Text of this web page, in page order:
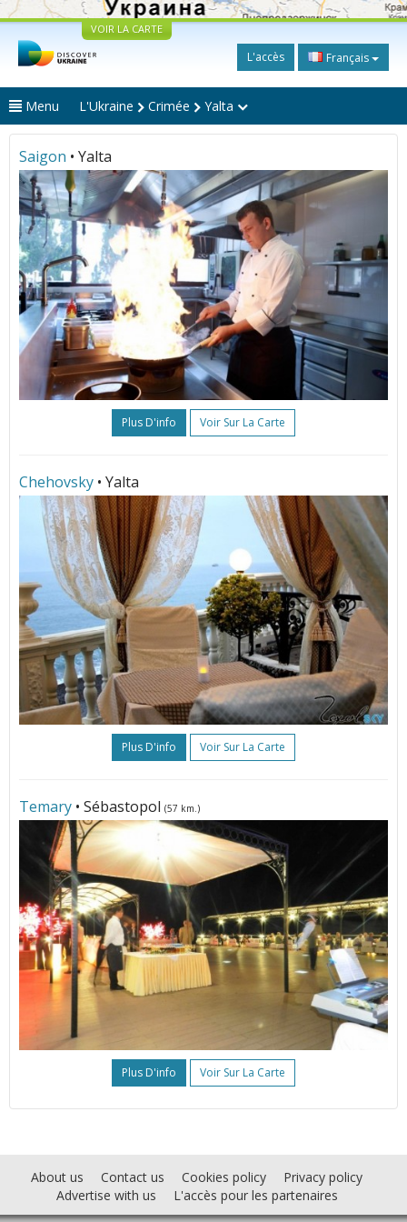
VOIR LA CARTE
L'accès Français
Menu L'Ukraine Crimée Yalta
Saigon • Yalta
Plus D'info Voir Sur La Carte
Chehovsky • Yalta
Plus D'info Voir Sur La Carte
Temary • Sébastopol (57 km.)
Plus D'info Voir Sur La Carte
About us Contact us Cookies policy
Privacy policy
Advertise with us
L'accès pour les partenaires